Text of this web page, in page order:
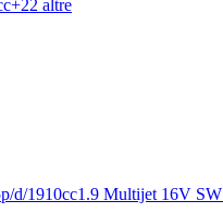
+22 altre
d/1910cc1.9 Multijet 16V